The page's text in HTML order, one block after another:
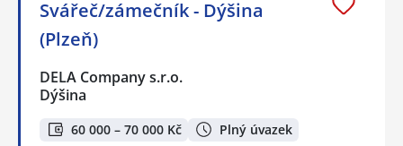
Svářeč/zámečník - Dýšina
(Plzeň)
DELA Company s.r.o.
Dýšina
60 000 – 70 000 Kč Plný úvazek